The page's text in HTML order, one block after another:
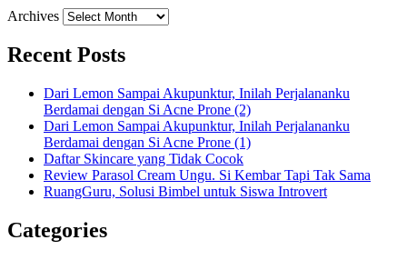
Archives
Recent Posts
Dari Lemon Sampai Akupunktur, Inilah Perjalananku
Berdamai dengan Si Acne Prone (2)
Dari Lemon Sampai Akupunktur, Inilah Perjalananku
Berdamai dengan Si Acne Prone (1)
Daftar Skincare yang Tidak Cocok
Review Parasol Cream Ungu. Si Kembar Tapi Tak Sama
RuangGuru, Solusi Bimbel untuk Siswa Introvert
Categories